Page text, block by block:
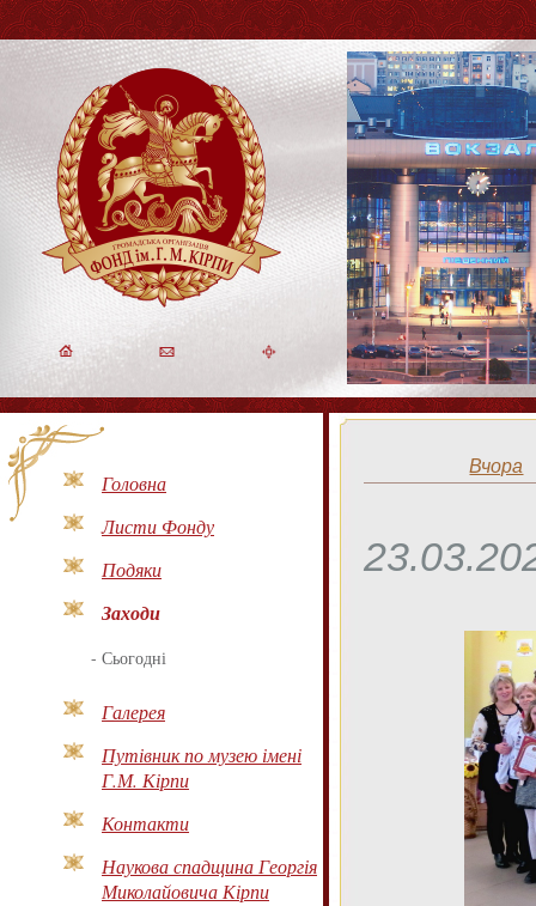
Головна
Листи Фонду
Подяки
Заходи
- Сьогодні
Галерея
Путівник по музею імені
Г.М. Кірпи
Контакти
Наукова спадщина Георгія
Миколайовича Кірпи
Вчора